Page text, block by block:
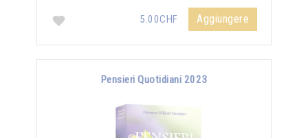
5.00CHF Aggiungere
Pensieri Quotidiani 2023